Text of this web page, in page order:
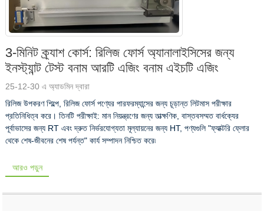
3-মিনিট ক্র্যাশ কোর্স: রিলিজ ফোর্স অ্যানালাইসিসের জন্য
ইনস্ট্যান্ট টেস্ট বনাম আরটি এজিং বনাম এইচটি এজিং
25-12-30 এ অ্যাডমিন দ্বারা
রিলিজ উপকরণ শিল্পে, রিলিজ ফোর্স পণ্যের পারফরম্যান্সের জন্য চূড়ান্ত লিটমাস পরীক্ষার
প্রতিনিধিত্ব করে। তিনটি পরীক্ষাই: মান নিয়ন্ত্রণের জন্য তাত্ক্ষণিক, বাস্তবসম্মত বার্ধক্যের
পূর্বাভাসের জন্য RT এবং দ্রুত নির্ভরযোগ্যতা মূল্যায়নের জন্য HT, পণ্যগুলি "ফ্যাক্টরি ফ্লোর
থেকে শেষ-জীবনের শেষ পর্যন্ত" কার্য সম্পাদন নিশ্চিত করে৷
আরও পড়ুন